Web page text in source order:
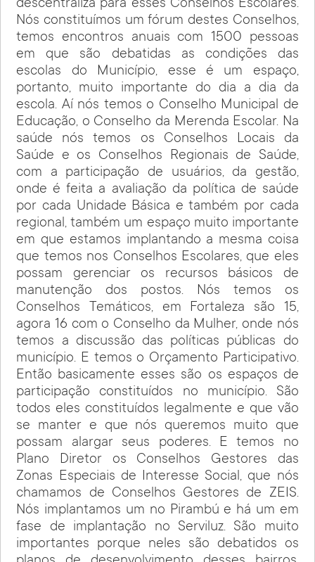
descentraliza para esses Conselhos Escolares.
Nós constituímos um fórum destes Conselhos,
temos encontros anuais com 1500 pessoas
em que são debatidas as condições das
escolas do Município, esse é um espaço,
portanto, muito importante do dia a dia da
escola. Aí nós temos o Conselho Municipal de
Educação, o Conselho da Merenda Escolar. Na
saúde nós temos os Conselhos Locais da
Saúde e os Conselhos Regionais de Saúde,
com a participação de usuários, da gestão,
onde é feita a avaliação da política de saúde
por cada Unidade Básica e também por cada
regional, também um espaço muito importante
em que estamos implantando a mesma coisa
que temos nos Conselhos Escolares, que eles
possam gerenciar os recursos básicos de
manutenção dos postos. Nós temos os
Conselhos Temáticos, em Fortaleza são 15,
agora 16 com o Conselho da Mulher, onde nós
temos a discussão das políticas públicas do
município. E temos o Orçamento Participativo.
Então basicamente esses são os espaços de
participação constituídos no município. São
todos eles constituídos legalmente e que vão
se manter e que nós queremos muito que
possam alargar seus poderes. E temos no
Plano Diretor os Conselhos Gestores das
Zonas Especiais de Interesse Social, que nós
chamamos de Conselhos Gestores de ZEIS.
Nós implantamos um no Pirambú e há um em
fase de implantação no Serviluz. São muito
importantes porque neles são debatidos os